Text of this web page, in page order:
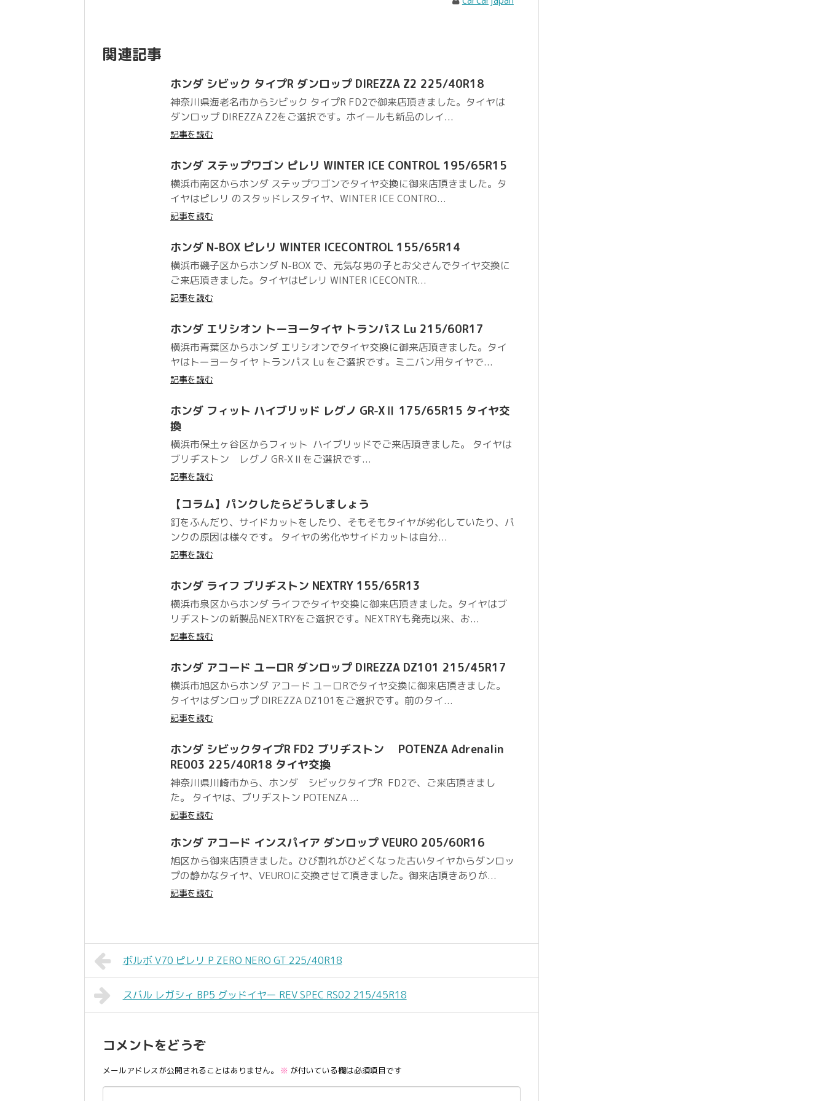
関連記事
ホンダ シビック タイプR ダンロップ DIREZZA Z2 225/40R18
神奈川県海老名市からシビック タイプR FD2で御来店頂きました。タイヤは
ダンロップ DIREZZA Z2をご選択です。ホイールも新品のレイ...
記事を読む
ホンダ ステップワゴン ピレリ WINTER ICE CONTROL 195/65R15
横浜市南区からホンダ ステップワゴンでタイヤ交換に御来店頂きました。タ
イヤはピレリ のスタッドレスタイヤ、WINTER ICE CONTRO...
記事を読む
ホンダ N-BOX ピレリ WINTER ICECONTROL 155/65R14
横浜市磯子区からホンダ N-BOX で、元気な男の子とお父さんでタイヤ交換に
ご来店頂きました。タイヤはピレリ WINTER ICECONTR...
記事を読む
ホンダ エリシオン トーヨータイヤ トランパス Lu 215/60R17
横浜市青葉区からホンダ エリシオンでタイヤ交換に御来店頂きました。タイ
ヤはトーヨータイヤ トランパス Lu をご選択です。ミニバン用タイヤで...
記事を読む
ホンダ フィット ハイブリッド レグノ GR-XⅡ 175/65R15 タイヤ交
換
横浜市保土ヶ谷区からフィット ハイブリッドでご来店頂きました。 タイヤは
ブリヂストン レグノ GR-XⅡをご選択です...
記事を読む
【コラム】パンクしたらどうしましょう
釘をふんだり、サイドカットをしたり、そもそもタイヤが劣化していたり、パ
ンクの原因は様々です。 タイヤの劣化やサイドカットは自分...
記事を読む
ホンダ ライフ ブリヂストン NEXTRY 155/65R13
横浜市泉区からホンダ ライフでタイヤ交換に御来店頂きました。タイヤはブ
リヂストンの新製品NEXTRYをご選択です。NEXTRYも発売以来、お...
記事を読む
ホンダ アコード ユーロR ダンロップ DIREZZA DZ101 215/45R17
横浜市旭区からホンダ アコード ユーロRでタイヤ交換に御来店頂きました。
タイヤはダンロップ DIREZZA DZ101をご選択です。前のタイ...
記事を読む
ホンダ シビックタイプR FD2 ブリヂストン POTENZA Adrenalin
RE003 225/40R18 タイヤ交換
神奈川県川崎市から、ホンダ シビックタイプR FD2で、ご来店頂きまし
た。 タイヤは、ブリヂストン POTENZA ...
記事を読む
ホンダ アコード インスパイア ダンロップ VEURO 205/60R16
旭区から御来店頂きました。ひび割れがひどくなった古いタイヤからダンロッ
プの静かなタイヤ、VEUROに交換させて頂きました。御来店頂きありが...
記事を読む
ボルボ V70 ピレリ P ZERO NERO GT 225/40R18
スバル レガシィ BP5 グッドイヤー REV SPEC RS02 215/45R18
コメントをどうぞ
メールアドレスが公開されることはありません。 ※ が付いている欄は必須項目です